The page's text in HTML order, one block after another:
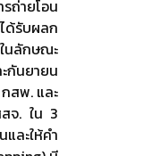
ถ่ายโอน
ด้รับผลก
นลักษณะ
กันยายน
สพ. และ
จ. ใน 3
ละให้คำ